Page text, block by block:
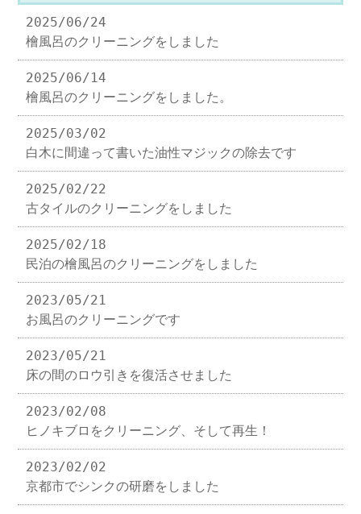
2025/06/24
檜風呂のクリーニングをしました
2025/06/14
檜風呂のクリーニングをしました。
2025/03/02
白木に間違って書いた油性マジックの除去です
2025/02/22
古タイルのクリーニングをしました
2025/02/18
民泊の檜風呂のクリーニングをしました
2023/05/21
お風呂のクリーニングです
2023/05/21
床の間のロウ引きを復活させました
2023/02/08
ヒノキブロをクリーニング、そして再生！
2023/02/02
京都市でシンクの研磨をしました